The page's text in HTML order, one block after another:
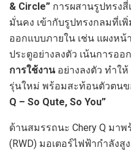
& Circle” การผสานรูปทรง
มั่นคง เข้ากับรูปทรงกลมที่เ
ออกแบบภายใน เช่น แผงห
ประตูอย่างลงตัว เน้นการอ
การใช้งานอย่างลงตัว ทำให้
รุ่นใหม่ พร้อมสะท้อนตัวตน
Q – So Qute, So You”
ด้านสมรรถนะ Chery Q มา
(RWD) มอเตอร์ไฟฟ้ากำลัง